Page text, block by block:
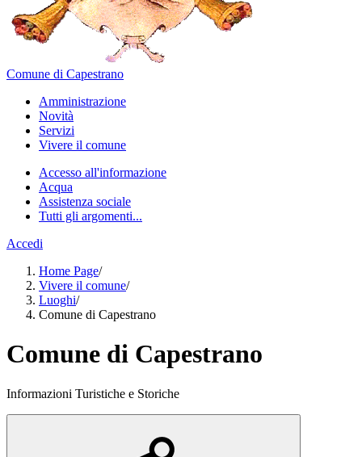
Comune di Capestrano
Amministrazione
Novità
Servizi
Vivere il comune
Accesso all'informazione
Acqua
Assistenza sociale
Tutti gli argomenti...
Accedi
Home Page/
Vivere il comune/
Luoghi/
Comune di Capestrano
Comune di Capestrano
Informazioni Turistiche e Storiche